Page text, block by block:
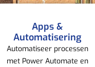
Apps &
Automatisering
Automatiseer processen
met Power Automate en